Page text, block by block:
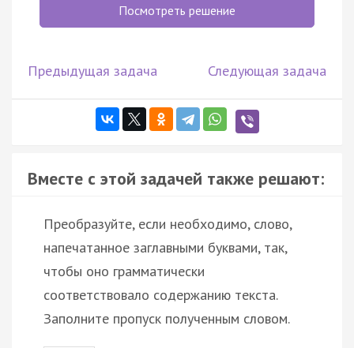
Посмотреть решение
Предыдущая задача Следующая задача
Вместе с этой задачей также решают:
Преобразуйте, если необходимо, слово,
напечатанное заглавными буквами, так,
чтобы оно грамматически
соответствовало содержанию текста.
Заполните пропуск полученным словом.